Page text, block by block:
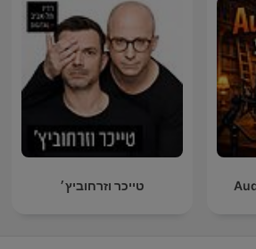
טייכר וזרחוביץ׳